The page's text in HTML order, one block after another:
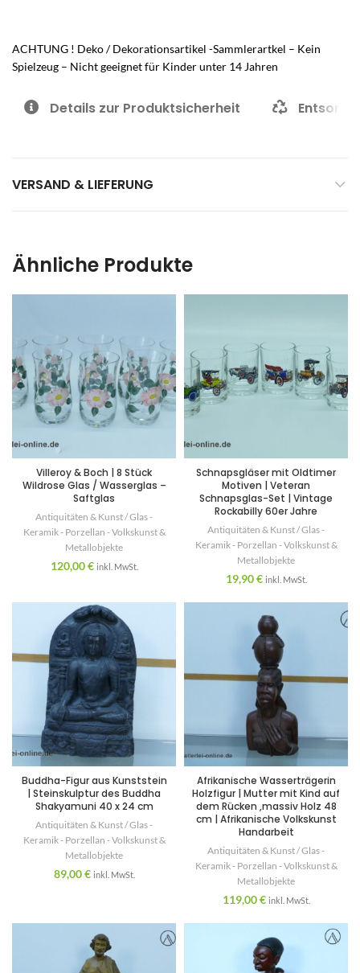
ACHTUNG ! Deko / Dekorationsartikel -Sammlerartkel – Kein
Spielzeug – Nicht geeignet für Kinder unter 14 Jahren
Details zur Produktsicherheit
VERSAND & LIEFERUNG
Ähnliche Produkte
Villeroy & Boch | 8 Stück
Wildrose Glas / Wasserglas –
Saftglas
Antiquitäten & Kunst / Glas -
Keramik - Porzellan - Volkskunst &
Metallobjekte
120,00€ inkl. MwSt.
Schnapsgläser mit Oldtimer
Motiven | Veteran
Schnapsglas-Set | Vintage
Rockabilly 60er Jahre
Antiquitäten & Kunst / Glas -
Keramik - Porzellan - Volkskunst &
Metallobjekte
19,90€ inkl. MwSt.
Buddha-Figur aus Kunststein
| Steinskulptur des Buddha
Shakyamuni 40 x 24 cm
Antiquitäten & Kunst / Glas -
Keramik - Porzellan - Volkskunst &
Metallobjekte
89,00€ inkl. MwSt.
Afrikanische Wasserträgerin
Holzfigur | Mutter mit Kind auf
dem Rücken ,massiv Holz 48
cm | Afrikanische Volkskunst
Handarbeit
Antiquitäten & Kunst / Glas -
Keramik - Porzellan - Volkskunst &
Metallobjekte
119,00€ inkl. MwSt.